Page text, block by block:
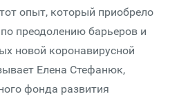
опыт, который приобрело
преодолению барьеров и
новой коронавирусной
Елена Стефанюк,
фонда развития